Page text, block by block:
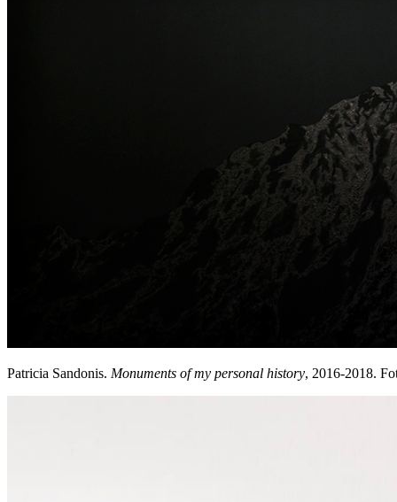
Patricia Sandonis. Monuments of my personal history, 2016-2018.